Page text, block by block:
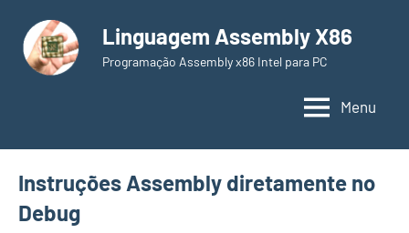
para
Linguagem Assembly X86
Programação Assembly x86 Intel para PC
Menu
Instruções Assembly diretamente no
Debug